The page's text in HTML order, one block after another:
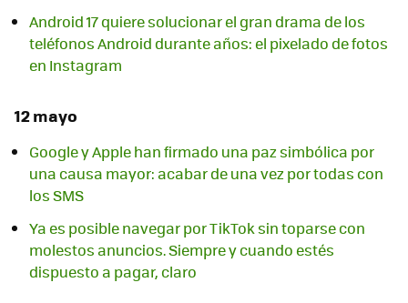
Android 17 quiere solucionar el gran drama de los
teléfonos Android durante años: el pixelado de fotos
en Instagram
12 mayo
Google y Apple han firmado una paz simbólica por
una causa mayor: acabar de una vez por todas con
los SMS
Ya es posible navegar por TikTok sin toparse con
molestos anuncios. Siempre y cuando estés
dispuesto a pagar, claro